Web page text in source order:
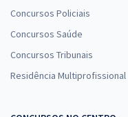
Concursos Policiais
Concursos Saúde
Concursos Tribunais
Residência Multiprofissional